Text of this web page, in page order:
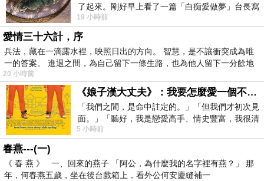
了起來。剛好早上看了一篇「白痴愛做夢」台長寫
的貼文，在回顧年輕時瘋狂愛上
19 小時前
愛情三十六計，序
兵法，藏在一滴露水裡，映照日出的方向。 智慧，是不讓衝突成為唯
一的答案。 進退之間，為自己留下一條生路，也為他人留下一分餘地
20 小時前
《娘子漢大丈夫》：我要怎麼愛一個不存在的人？
「我們之間，是命中註定的。」「但我們才初次見
面。」「聽好，我是戀愛高手、情史豐富，我很清
楚這種感覺，你我之間的那種感覺，現
5 小時前
春燕---(一)
《 春 燕 》 一、回來的燕子 「阿公，為什麼我的名字裡有燕？」 那
年，何春燕五歲，坐在後台戲箱上，看外公何安慶縫補一